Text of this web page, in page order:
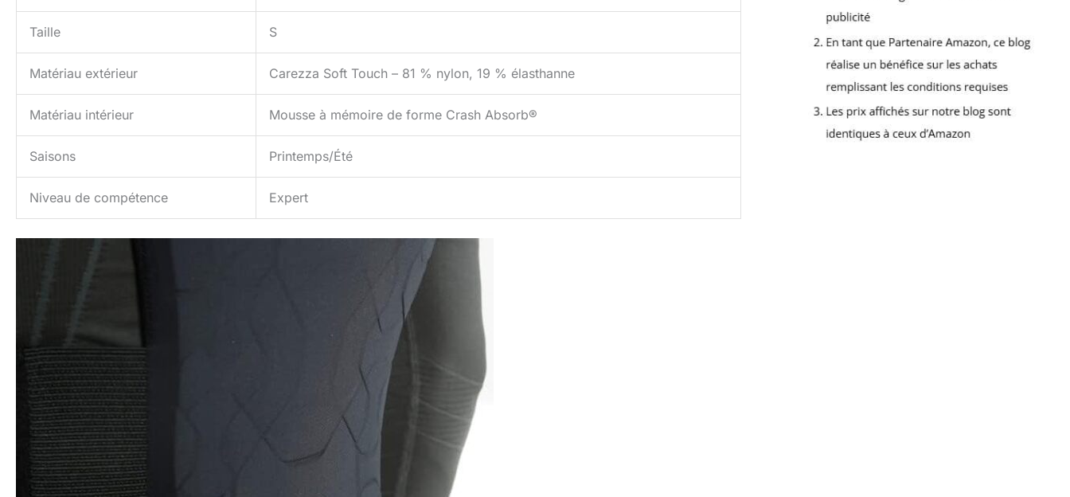
Taille S
Matériau extérieur Carezza Soft Touch – 81 % nylon, 19 % élasthanne
Matériau intérieur Mousse à mémoire de forme Crash Absorb®
Saisons Printemps/Été
Niveau de compétence Expert